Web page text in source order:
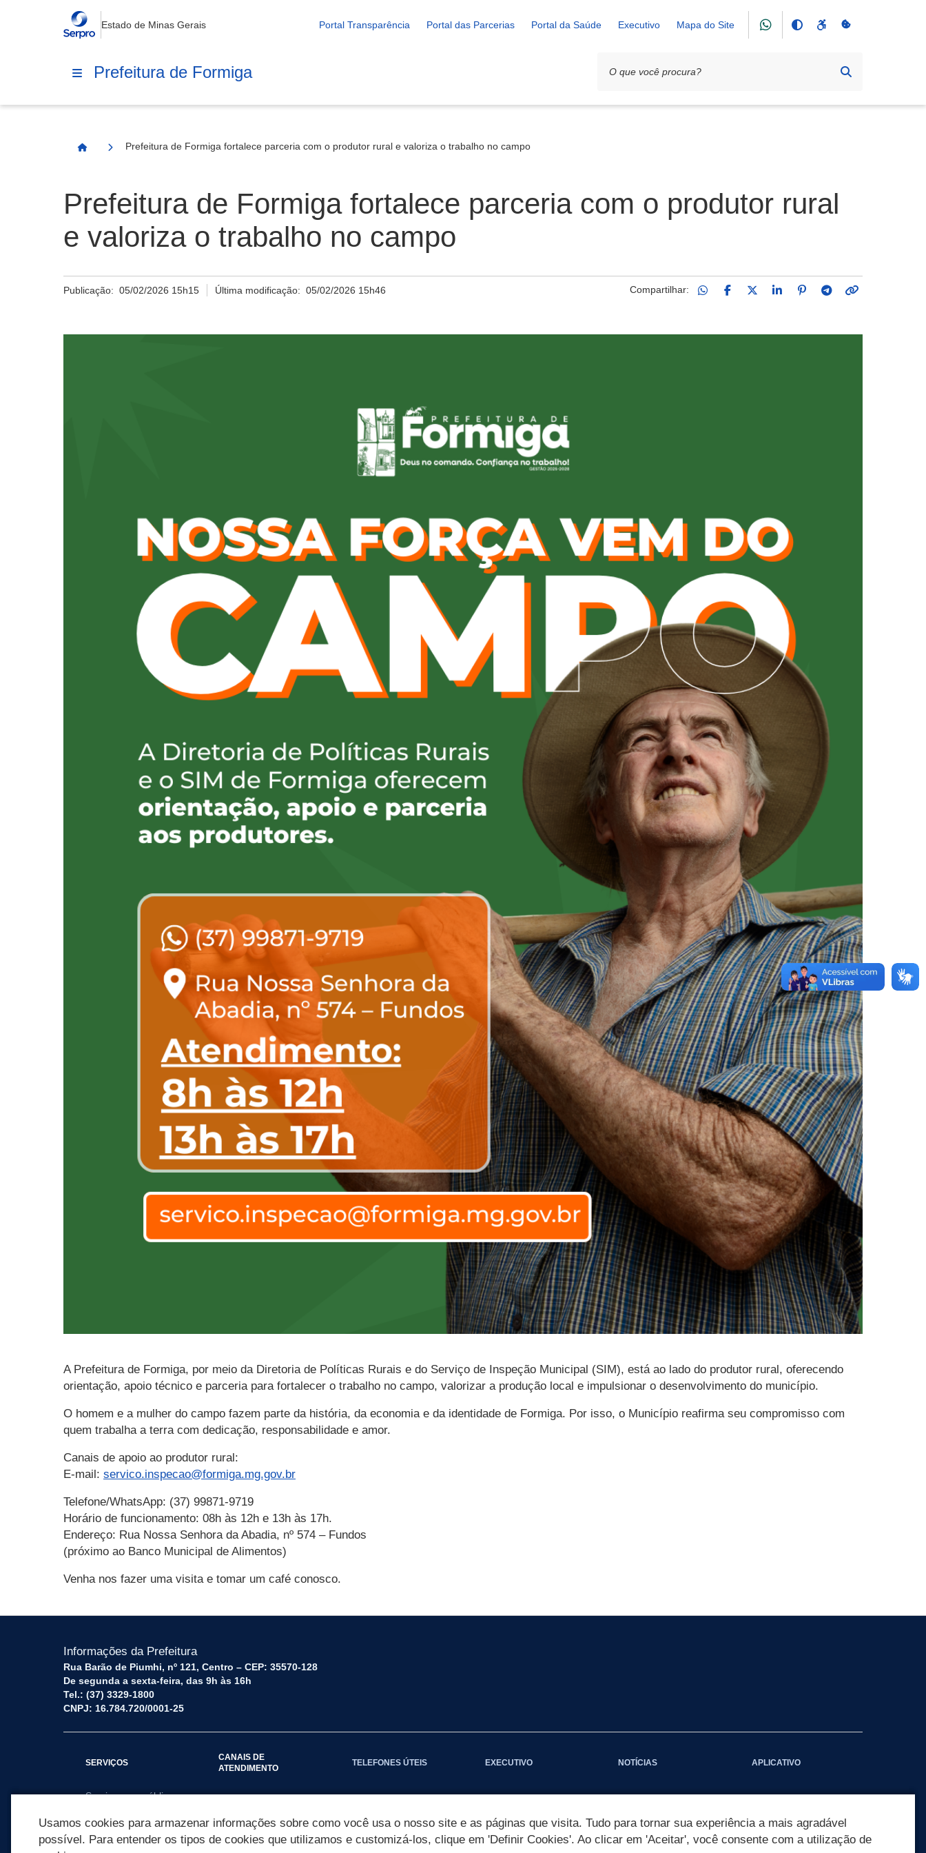
Estado de Minas Gerais Portal Transparência Portal das Parcerias Portal da Saúde Executivo Mapa do Site
Prefeitura de Formiga
Página Inicial
Prefeitura de Formiga fortalece parceria com o produtor rural e valoriza o trabalho no campo
Prefeitura de Formiga fortalece parceria com o produtor rural
e valoriza o trabalho no campo
Publicação: 05/02/2026 15h15 Última modificação:05/02/2026 15h46 Compartilhar:
A Prefeitura de Formiga, por meio da Diretoria de Políticas Rurais e do Serviço de Inspeção Municipal (SIM), está ao lado do produtor rural, oferecendo
orientação, apoio técnico e parceria para fortalecer o trabalho no campo, valorizar a produção local e impulsionar o desenvolvimento do município.
O homem e a mulher do campo fazem parte da história, da economia e da identidade de Formiga. Por isso, o Município reafirma seu compromisso com
quem trabalha a terra com dedicação, responsabilidade e amor.
Canais de apoio ao produtor rural:
E-mail: servico.inspecao@formiga.mg.gov.br
Telefone/WhatsApp: (37) 99871-9719
Horário de funcionamento: 08h às 12h e 13h às 17h.
Endereço: Rua Nossa Senhora da Abadia, nº 574 – Fundos
(próximo ao Banco Municipal de Alimentos)
Venha nos fazer uma visita e tomar um café conosco.
Informações da Prefeitura
Rua Barão de Piumhi, nº 121, Centro – CEP: 35570-128
De segunda a sexta-feira, das 9h às 16h
Tel.: (37) 3329-1800
CNPJ: 16.784.720/0001-25
SERVIÇOS
Serviços por público
CANAIS DE
ATENDIMENTO
TELEFONES ÚTEIS EXECUTIVO NOTÍCIAS APLICATIVO
Usamos cookies para armazenar informações sobre como você usa o nosso site e as páginas que visita. Tudo para tornar sua experiência a mais agradável
possível. Para entender os tipos de cookies que utilizamos e customizá-los, clique em 'Definir Cookies'. Ao clicar em 'Aceitar', você consente com a utilização de